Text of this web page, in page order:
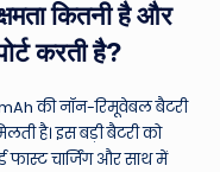
कितनी है और
करती है?
की नॉन-रिमूवेबल बैटरी
है।इस बड़ी बैटरी को
फास्ट चार्जिंग और साथ में